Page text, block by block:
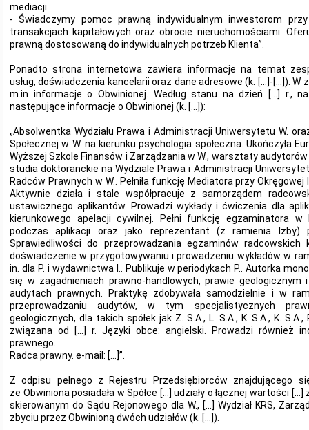
mediacji.
- Świadczymy pomoc prawną indywidualnym inwestorom
transakcjach kapitałowych oraz obrocie nieruchomościami.
prawną dostosowaną do indywidualnych potrzeb Klienta”.
Ponadto strona internetowa zawiera informacje na temat
usług, doświadczenia kancelarii oraz dane adresowe (k. […]-[…]). W
m.in informacje o Obwinionej. Według stanu na dzień […] r.,
następujące informacje o Obwinionej (k. […]):
„Absolwentka Wydziału Prawa i Administracji Uniwersytetu W.
Społecznej w W. na kierunku psychologia społeczna. Ukończyła
Wyższej Szkole Finansów i Zarządzania w W., warsztaty
studia doktoranckie na Wydziale Prawa i Administracji
Radców Prawnych w W.. Pełniła funkcję Mediatora przy
Aktywnie działa i stale współpracuje z samorządem
ustawicznego aplikantów. Prowadzi wykłady i ćwiczenia dla
kierunkowego apelacji cywilnej. Pełni funkcję egzaminatora w
podczas aplikacji oraz jako reprezentant (z ramienia Izby)
Sprawiedliwości do przeprowadzania egzaminów radcowskich
doświadczenie w przygotowywaniu i prowadzeniu wykładów w
in. dla P. i wydawnictwa I.. Publikuje w periodykach P.. Autorka
się w zagadnieniach prawno-handlowych, prawie
audytach prawnych. Praktykę zdobywała samodzielnie i w
przeprowadzaniu audytów, w tym specjalistycznych
geologicznych, dla takich spółek jak Z. S.A., L. S.A., K. S.A., K. S.A.,
związana od […] r. Języki obce: angielski. Prowadzi również
prawnego.
Radca prawny. e-mail: […]”.
Z odpisu pełnego z Rejestru Przedsiębiorców znajdującego
że Obwiniona posiadała w Spółce […] udziały o łącznej wartości […]
skierowanym do Sądu Rejonowego dla W., […] Wydział KRS,
zbyciu przez Obwinioną dwóch udziałów (k. […]).